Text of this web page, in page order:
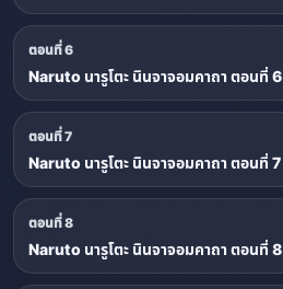
ตอนที่ 6
Naruto นารูโตะ นินจาจอมคาถา ตอนที่ 6
ตอนที่ 7
Naruto นารูโตะ นินจาจอมคาถา ตอนที่ 7
ตอนที่ 8
Naruto นารูโตะ นินจาจอมคาถา ตอนที่ 8